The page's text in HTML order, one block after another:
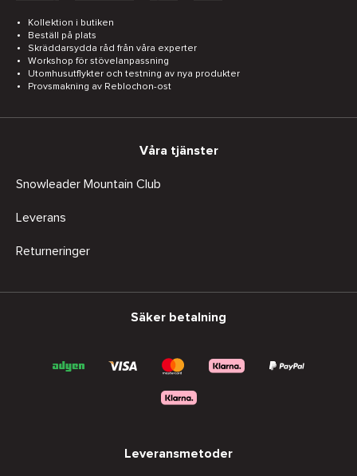
Kollektion i butiken
Beställ på plats
Skräddarsydda råd från våra experter
Workshop för stövelanpassning
Utomhusutflykter och testning av nya produkter
Provsmakning av Reblochon-ost
Våra tjänster
Snowleader Mountain Club
Leverans
Returneringer
Säker betalning
Leveransmetoder